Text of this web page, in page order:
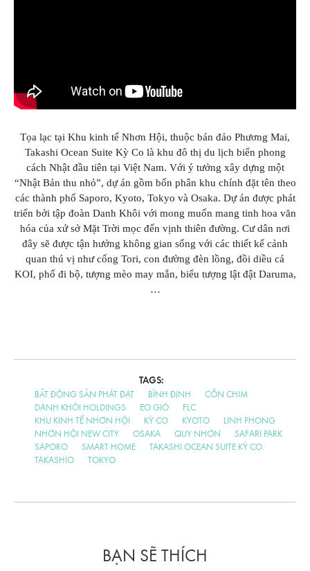
Tọa lạc tại Khu kinh tế Nhơn Hội, thuộc bán đảo Phương Mai,
Takashi Ocean Suite Kỳ Co là khu đô thị du lịch biển phong
cách Nhật đầu tiên tại Việt Nam. Với ý tưởng xây dựng một
“Nhật Bản thu nhỏ”, dự án gồm bốn phân khu chính đặt tên theo
các thành phố Saporo, Kyoto, Tokyo và Osaka. Dự án được phát
triển bởi tập đoàn Danh Khôi với mong muốn mang tinh hoa văn
hóa của xứ sở Mặt Trời mọc đến vịnh thiên đường. Cư dân nơi
đây sẽ được tận hưởng không gian sống với các thiết kế cảnh
quan thú vị như cổng Tori, con đường đèn lồng, đồi diều cá
KOI, phố đi bộ, tượng mèo may mắn, biểu tượng lật đật Daruma,
…
TAGS:
BẤT ĐỘNG SẢN PHÁT ĐẠT BÌNH ĐỊNH
CỒN CHIM
DANH KHÔI HOLDINGS
EO GIÓ
FLC
KHU KINH TẾ NHƠN HỘI
KỲ CO KYOTO
LINH PHONG
NHƠN HỘI NEW CITY
OSAKA QUY NHƠN
SAFARI PARK
SAPORO
SMART HOME
TAKASHI OCEAN SUITE KỲ CO
TAKASHIO
TOKYO
BẠN SẼ THÍCH